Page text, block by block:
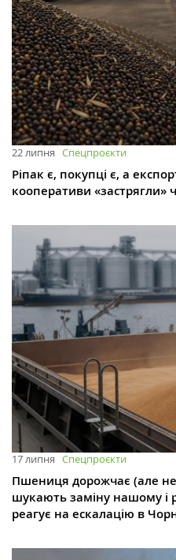
22 липня Спецпроєкти
Ріпак є, покупці є, а
кооперативи «застрягли»
17 липня Спецпроєкти
Пшениця дорожчає (але не
шукають заміну нашому і
реагує на ескалацію в